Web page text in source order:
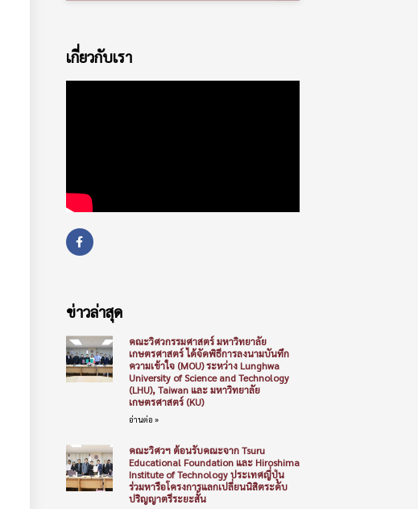
เกี่ยวกับเรา
ข่าวล่าสุด
คณะวิศวกรรมศาสตร์ มหาวิทยาลัย
เกษตรศาสตร์ ได้จัดพิธีการลงนามบันทึก
ความเข้าใจ (MOU) ระหว่าง Lunghwa
University of Science and Technology
(LHU), Taiwan และ มหาวิทยาลัย
เกษตรศาสตร์ (KU)
อ่านต่อ »
คณะวิศวฯ ต้อนรับคณะจาก Tsuru
Educational Foundation และ Hiroshima
Institute of Technology ประเทศญี่ปุ่น
ร่วมหารือโครงการแลกเปลี่ยนนิสิตระดับ
ปริญญาตรีระยะสั้น